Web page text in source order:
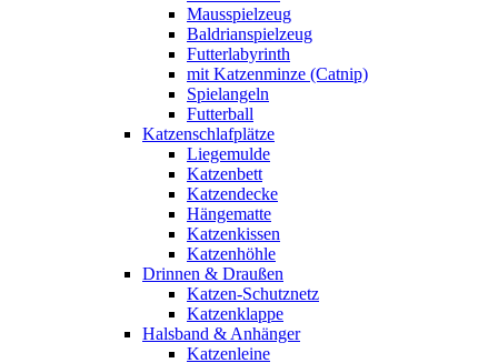
Mausspielzeug
Baldrianspielzeug
Futterlabyrinth
mit Katzenminze (Catnip)
Spielangeln
Futterball
Katzenschlafplätze
Liegemulde
Katzenbett
Katzendecke
Hängematte
Katzenkissen
Katzenhöhle
Drinnen & Draußen
Katzen-Schutznetz
Katzenklappe
Halsband & Anhänger
Katzenleine